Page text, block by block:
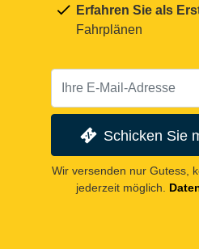
Erfahren Sie als
Fahrplänen
Schicken Sie
Wir versenden nur Gutess,
jederzeit möglich.